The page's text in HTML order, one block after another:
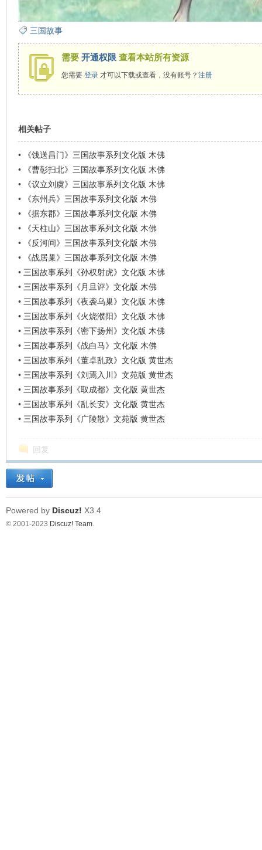
三国故事
需要 开通权限 查看本站所有资源
您需要 登录才可以下载或查看，没有账号？ 注册
相关帖子
•
《饯送昌门》三国故事系列文化版 木佛
•
《曹彰扫北》三国故事系列文化版 木佛
•
《议立刘虞》三国故事系列文化版 木佛
•
《东州兵》三国故事系列文化版 木佛
•
《据东郡》三国故事系列文化版 木佛
•
《天柱山》三国故事系列文化版 木佛
•
《反河间》三国故事系列文化版 木佛
•
《战居巢》三国故事系列文化版 木佛
• 三国故事系列《孙权射虎》文化版 木佛
• 三国故事系列《月旦评》文化版 木佛
• 三国故事系列《夜袭乌巢》文化版 木佛
• 三国故事系列《火烧濮阳》文化版 木佛
• 三国故事系列《密下扬州》文化版 木佛
• 三国故事系列《战白马》文化版 木佛
• 三国故事系列《董卓乱政》文化版 黄世杰
• 三国故事系列《刘焉入川》文苑版 黄世杰
• 三国故事系列《取成都》文化版 黄世杰
• 三国故事系列《乱长安》文化版 黄世杰
• 三国故事系列《广陵散》文苑版 黄世杰
回复
Powered by Discuz! X3.4
© 2001-2023 Discuz! Team.